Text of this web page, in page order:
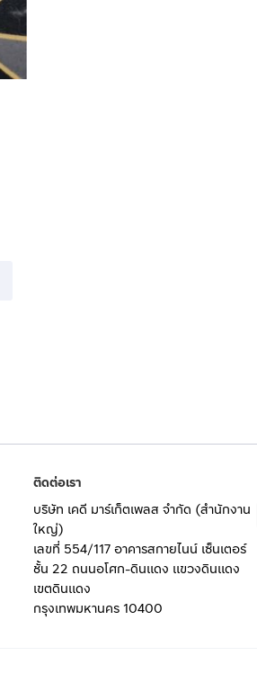
ติดต่อเรา
บริษัท เคดี มาร์เก็ตเพลส จำกัด (สำนักงาน
ใหญ่)
เลขที่ 554/117 อาคารสกายไนน์ เซ็นเตอร์
ชั้น 22 ถนนอโศก-ดินแดง แขวงดินแดง
เขตดินแดง
กรุงเทพมหานคร 10400